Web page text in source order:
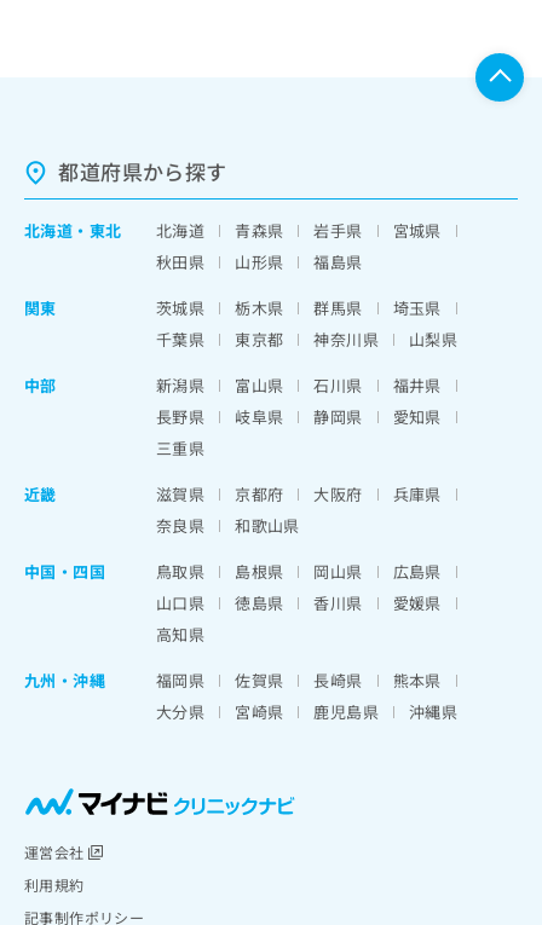
都道府県から探す
北海道 ・ 東北 北海道 青森県 岩手県
宮城県
秋田県
山形県
福島県
関東
茨城県 栃木県 群馬県
埼玉県
千葉県
東京都 神奈川県
山梨県
中部
新潟県 富山県 石川県
福井県
長野県
岐阜県 静岡県
愛知県
三重県
近畿
滋賀県 京都府 大阪府
兵庫県
奈良県
和歌山県
中国・四国
鳥取県 島根県 岡山県
広島県
山口県
徳島県 香川県
愛媛県
高知県
九州・沖縄
福岡県 佐賀県 長崎県
熊本県
大分県
宮崎県 鹿児島県 沖縄県
運営会社
利用規約
記事制作ポリシー